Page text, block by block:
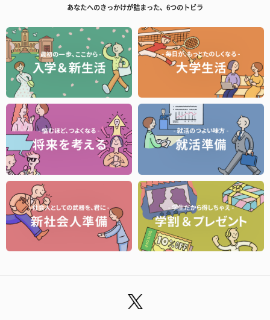
あなたへのきっかけが詰まった、6つのトビラ